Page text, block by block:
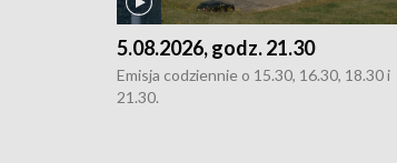
5.08.2026, godz. 21.30
Emisja codziennie o 15.30, 16.30, 18.30 i
21.30.